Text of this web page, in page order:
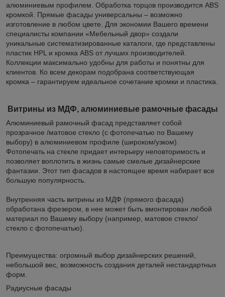
алюминиевым профилем. Обработка торцов производится ABS
кромкой. Прямые фасады универсальны – возможно
изготовление в любом цвете. Для экономии Вашего времени
специалисты компании «Мебельный двор» создали
уникальные систематизированные каталоги, где представлены
пластик HPL и кромка ABS от лучших производителей.
Коллекции максимально удобны для работы и понятны для
клиентов. Ко всем декорам подобрана соответствующая
кромка – гарантируем идеальное сочетание кромки и пластика.
Витрины из МДФ, алюминиевые рамочные фасады
Алюминиевый рамочный фасад представляет собой
прозрачное /матовое стекло (с фотопечатью по Вашему
выбору) в алюминиевом профиле (широком/узком).
Фотопечать на стекле придает интерьеру неповторимость и
позволяет воплотить в жизнь самые смелые дизайнерские
фантазии. Этот тип фасадов в настоящее время набирает все
большую популярность.
Внутренняя часть витрины из МДФ (прямого фасада)
обработана фрезером, в нее может быть вмонтирован любой
материал по Вашему выбору (например, матовое стекло/
стекло с фотопечатью).
Преимущества: огромный выбор дизайнерских решений,
небольшой вес, возможность создания деталей нестандартных
форм.
Радиусные фасады